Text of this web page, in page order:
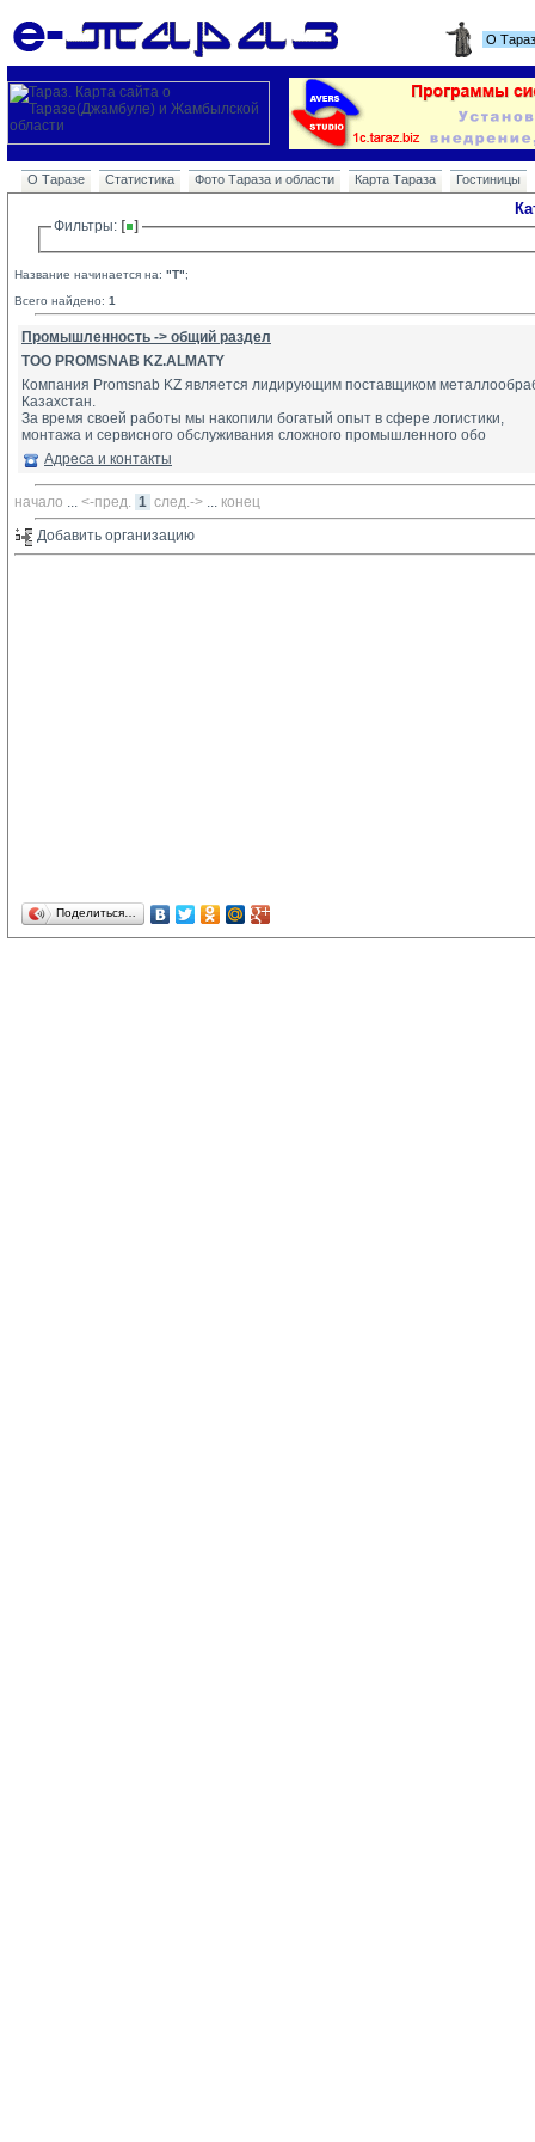
О
О Таразе Статистика Фото Тараза и области Карта Тараза Гостиницы
Фильтры:
Название начинается на: "T";
Всего найдено: 1
Промышленность -> общий раздел
TOO PROMSNAB KZ.ALMATY
Компания Promsnab KZ является лидирующим поставщиком
Казахстан.
За время своей работы мы накопили богатый опыт в сфере логистики,
монтажа и сервисного обслуживания сложного промышленного обо
Адреса и контакты
начало ... <-пред. 1 след.-> ... конец
Добавить организацию
Поделиться…